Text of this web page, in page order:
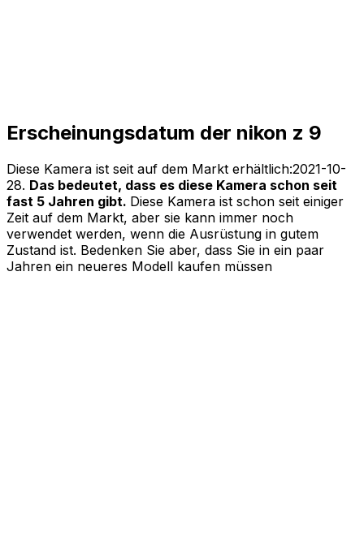
Erscheinungsdatum der nikon z 9
Diese Kamera ist seit auf dem Markt erhältlich:2021-10-
28. Das bedeutet, dass es diese Kamera schon seit
fast 5 Jahren gibt. Diese Kamera ist schon seit einiger
Zeit auf dem Markt, aber sie kann immer noch
verwendet werden, wenn die Ausrüstung in gutem
Zustand ist. Bedenken Sie aber, dass Sie in ein paar
Jahren ein neueres Modell kaufen müssen